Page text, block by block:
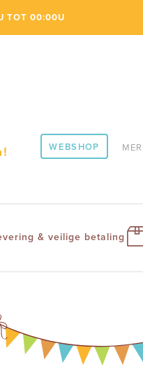
TOT 00:00U
WEBSHOP
& veilige betaling